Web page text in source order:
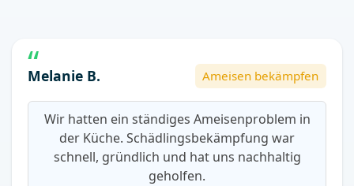
Melanie B. Ameisen bekämpfen
Wir hatten ein ständiges Ameisenproblem in
der Küche. Schädlingsbekämpfung war
schnell, gründlich und hat uns nachhaltig
geholfen.